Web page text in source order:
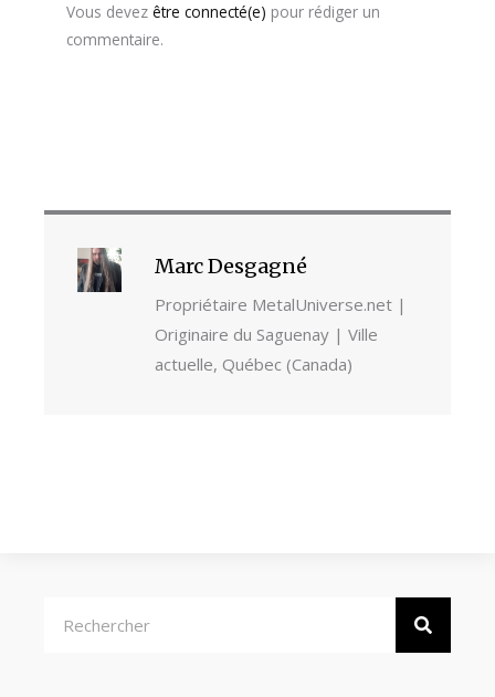
Vous devez être connecté(e) pour rédiger un
commentaire.
Marc Desgagné
Propriétaire MetalUniverse.net |
Originaire du Saguenay | Ville
actuelle, Québec (Canada)